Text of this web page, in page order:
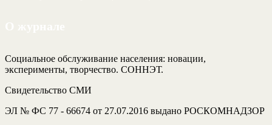
Социальное обслуживание населения: новации,
эксперименты, творчество. СОННЭТ.
Свидетельство СМИ
ЭЛ № ФС 77 - 66674 от 27.07.2016 выдано РОСКОМНАДЗОР